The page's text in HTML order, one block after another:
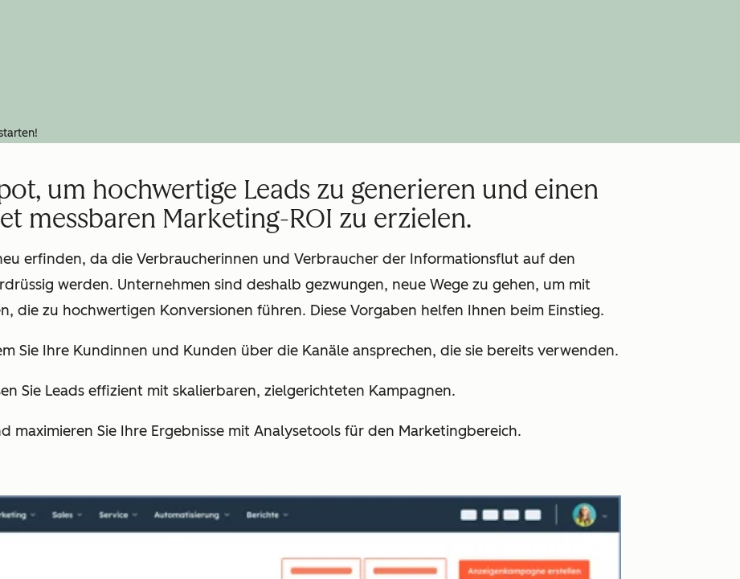
um hochwertige Leads zu generieren und einen
messbaren Marketing-ROI zu erzielen.
erfinden, da die Verbraucherinnen und Verbraucher der Informationsflut auf den
werden. Unternehmen sind deshalb gezwungen, neue Wege zu gehen, um mit
die zu hochwertigen Konversionen führen. Diese Vorgaben helfen Ihnen beim Einstieg.
Sie Ihre Kundinnen und Kunden über die Kanäle ansprechen, die sie bereits verwenden.
Sie Leads effizient mit skalierbaren, zielgerichteten Kampagnen.
maximieren Sie Ihre Ergebnisse mit Analysetools für den Marketingbereich.